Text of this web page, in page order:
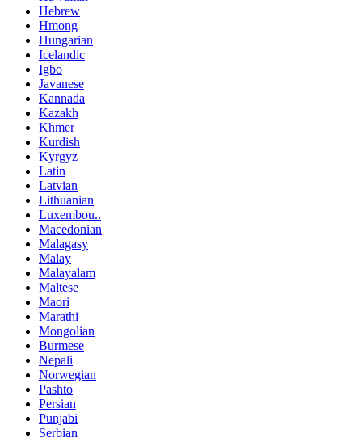
Hebrew
Hmong
Hungarian
Icelandic
Igbo
Javanese
Kannada
Kazakh
Khmer
Kurdish
Kyrgyz
Latin
Latvian
Lithuanian
Luxembou..
Macedonian
Malagasy
Malay
Malayalam
Maltese
Maori
Marathi
Mongolian
Burmese
Nepali
Norwegian
Pashto
Persian
Punjabi
Serbian